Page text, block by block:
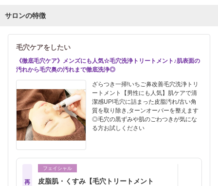
サロンの特徴
毛穴ケアをしたい
《徹底毛穴ケア》メンズにも人気☆毛穴洗浄トリートメント♪肌表面の
汚れから毛穴奥の汚れまで徹底洗浄◎
ざらつき一掃!いちご鼻改善毛穴洗浄トリ
ートメント【男性にも人気】肌ケアで清
潔感UP!毛穴に詰まった皮脂汚れ/古い角
質を取り除き,ターンオーバーを整えます
◎毛穴の黒ずみや肌のごわつきが気にな
る方お試しください
再
フェイシャル
皮脂肌・くすみ【毛穴トリートメント